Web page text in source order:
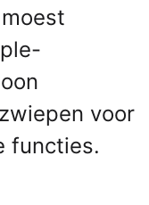
voor
functies.